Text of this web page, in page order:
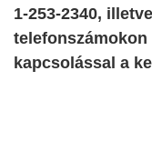
1-253-2340,
kapcsolással a